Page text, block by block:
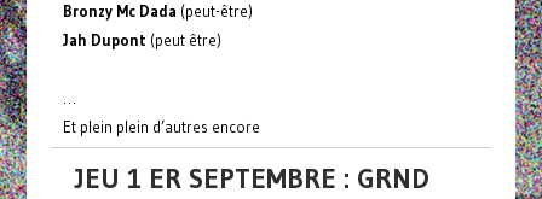
Bronzy Mc Dada (peut-être)
Jah Dupont (peut être)
…
Et plein plein d’autres encore
JEU 1 ER SEPTEMBRE : GRND